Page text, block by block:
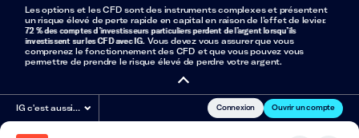
Les options et les CFD sont des instruments complexes et présentent
un risque élevé de perte rapide en capital en raison de l’effet de levier.
72 % des comptes d’investisseurs particuliers perdent de l’argent lorsqu’ils
investissent sur les CFD avec IG. Vous devez vous assurer que vous
comprenez le fonctionnement des CFD et que vous pouvez vous
permettre de prendre le risque élevé de perdre votre argent.
IG c'est aussi… Connexion Ouvrir un compte